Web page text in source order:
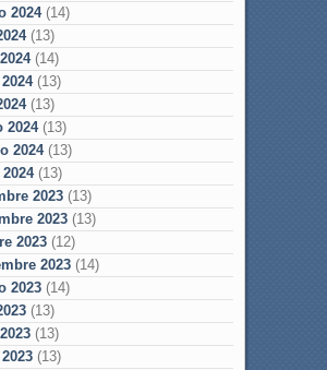
2024(14)
(13)
(14)
(13)
(13)
2024(13)
2024(13)
(13)
2023(13)
2023(13)
2023(12)
2023(14)
2023(14)
(13)
(13)
(13)